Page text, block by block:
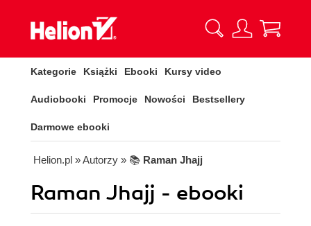
Kategorie Książki Ebooki Kursy video
Audiobooki Promocje Nowości Bestsellery
Darmowe ebooki
Helion.pl » Autorzy » 📚 Raman Jhajj
Raman Jhajj - ebooki